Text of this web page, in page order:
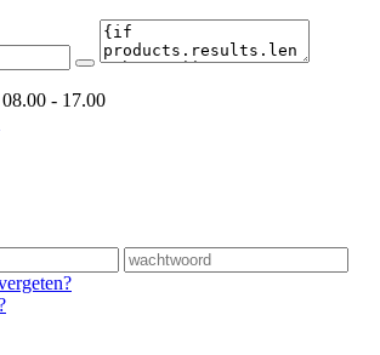
- 17.00